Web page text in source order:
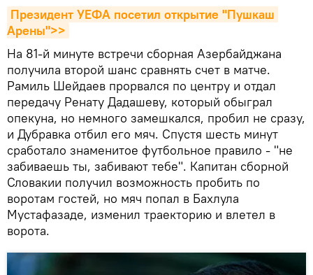
Президент УЕФА посетил открытие "Пушкаш
Арены">>
На 81-й минуте встречи сборная Азербайджана
получила второй шанс сравнять счет в матче.
Рамиль Шейдаев прорвался по центру и отдал
передачу Ренату Дадашеву, который обыграл
опекуна, но немного замешкался, пробил не сразу,
и Дубравка отбил его мяч. Спустя шесть минут
сработало знаменитое футбольное правило - "не
забиваешь ты, забивают тебе". Капитан сборной
Словакии получил возможность пробить по
воротам гостей, но мяч попал в Бахлула
Мустафазаде, изменил траекторию и влетел в
ворота.